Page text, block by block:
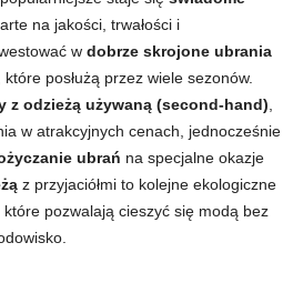
na jakości, trwałości i
w dobrze skrojone ubrania
, które posłużą przez wiele sezonów.
z odzieżą używaną (second-hand)
w atrakcyjnych cenach, jednocześnie
ubrań na specjalne okazje
z przyjaciółmi to kolejne ekologiczne
pozwalają cieszyć się modą bez